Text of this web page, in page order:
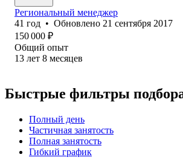
Региональный менеджер
41 год • Обновлено 21 сентября 2017
150 000 ₽
Общий опыт
13 лет 8 месяцев
Быстрые фильтры
Полный день
Частичная занятость
Полная занятость
Гибкий график